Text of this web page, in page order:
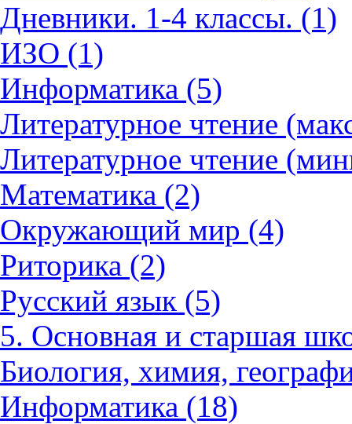
Дневники. 1-4 классы. (1)
ИЗО (1)
Информатика (5)
Литературное чтение
Литературное чтение
Математика (2)
Окружающий мир (4)
Риторика (2)
Русский язык (5)
5. Основная и старшая
Биология, химия,
Информатика (18)